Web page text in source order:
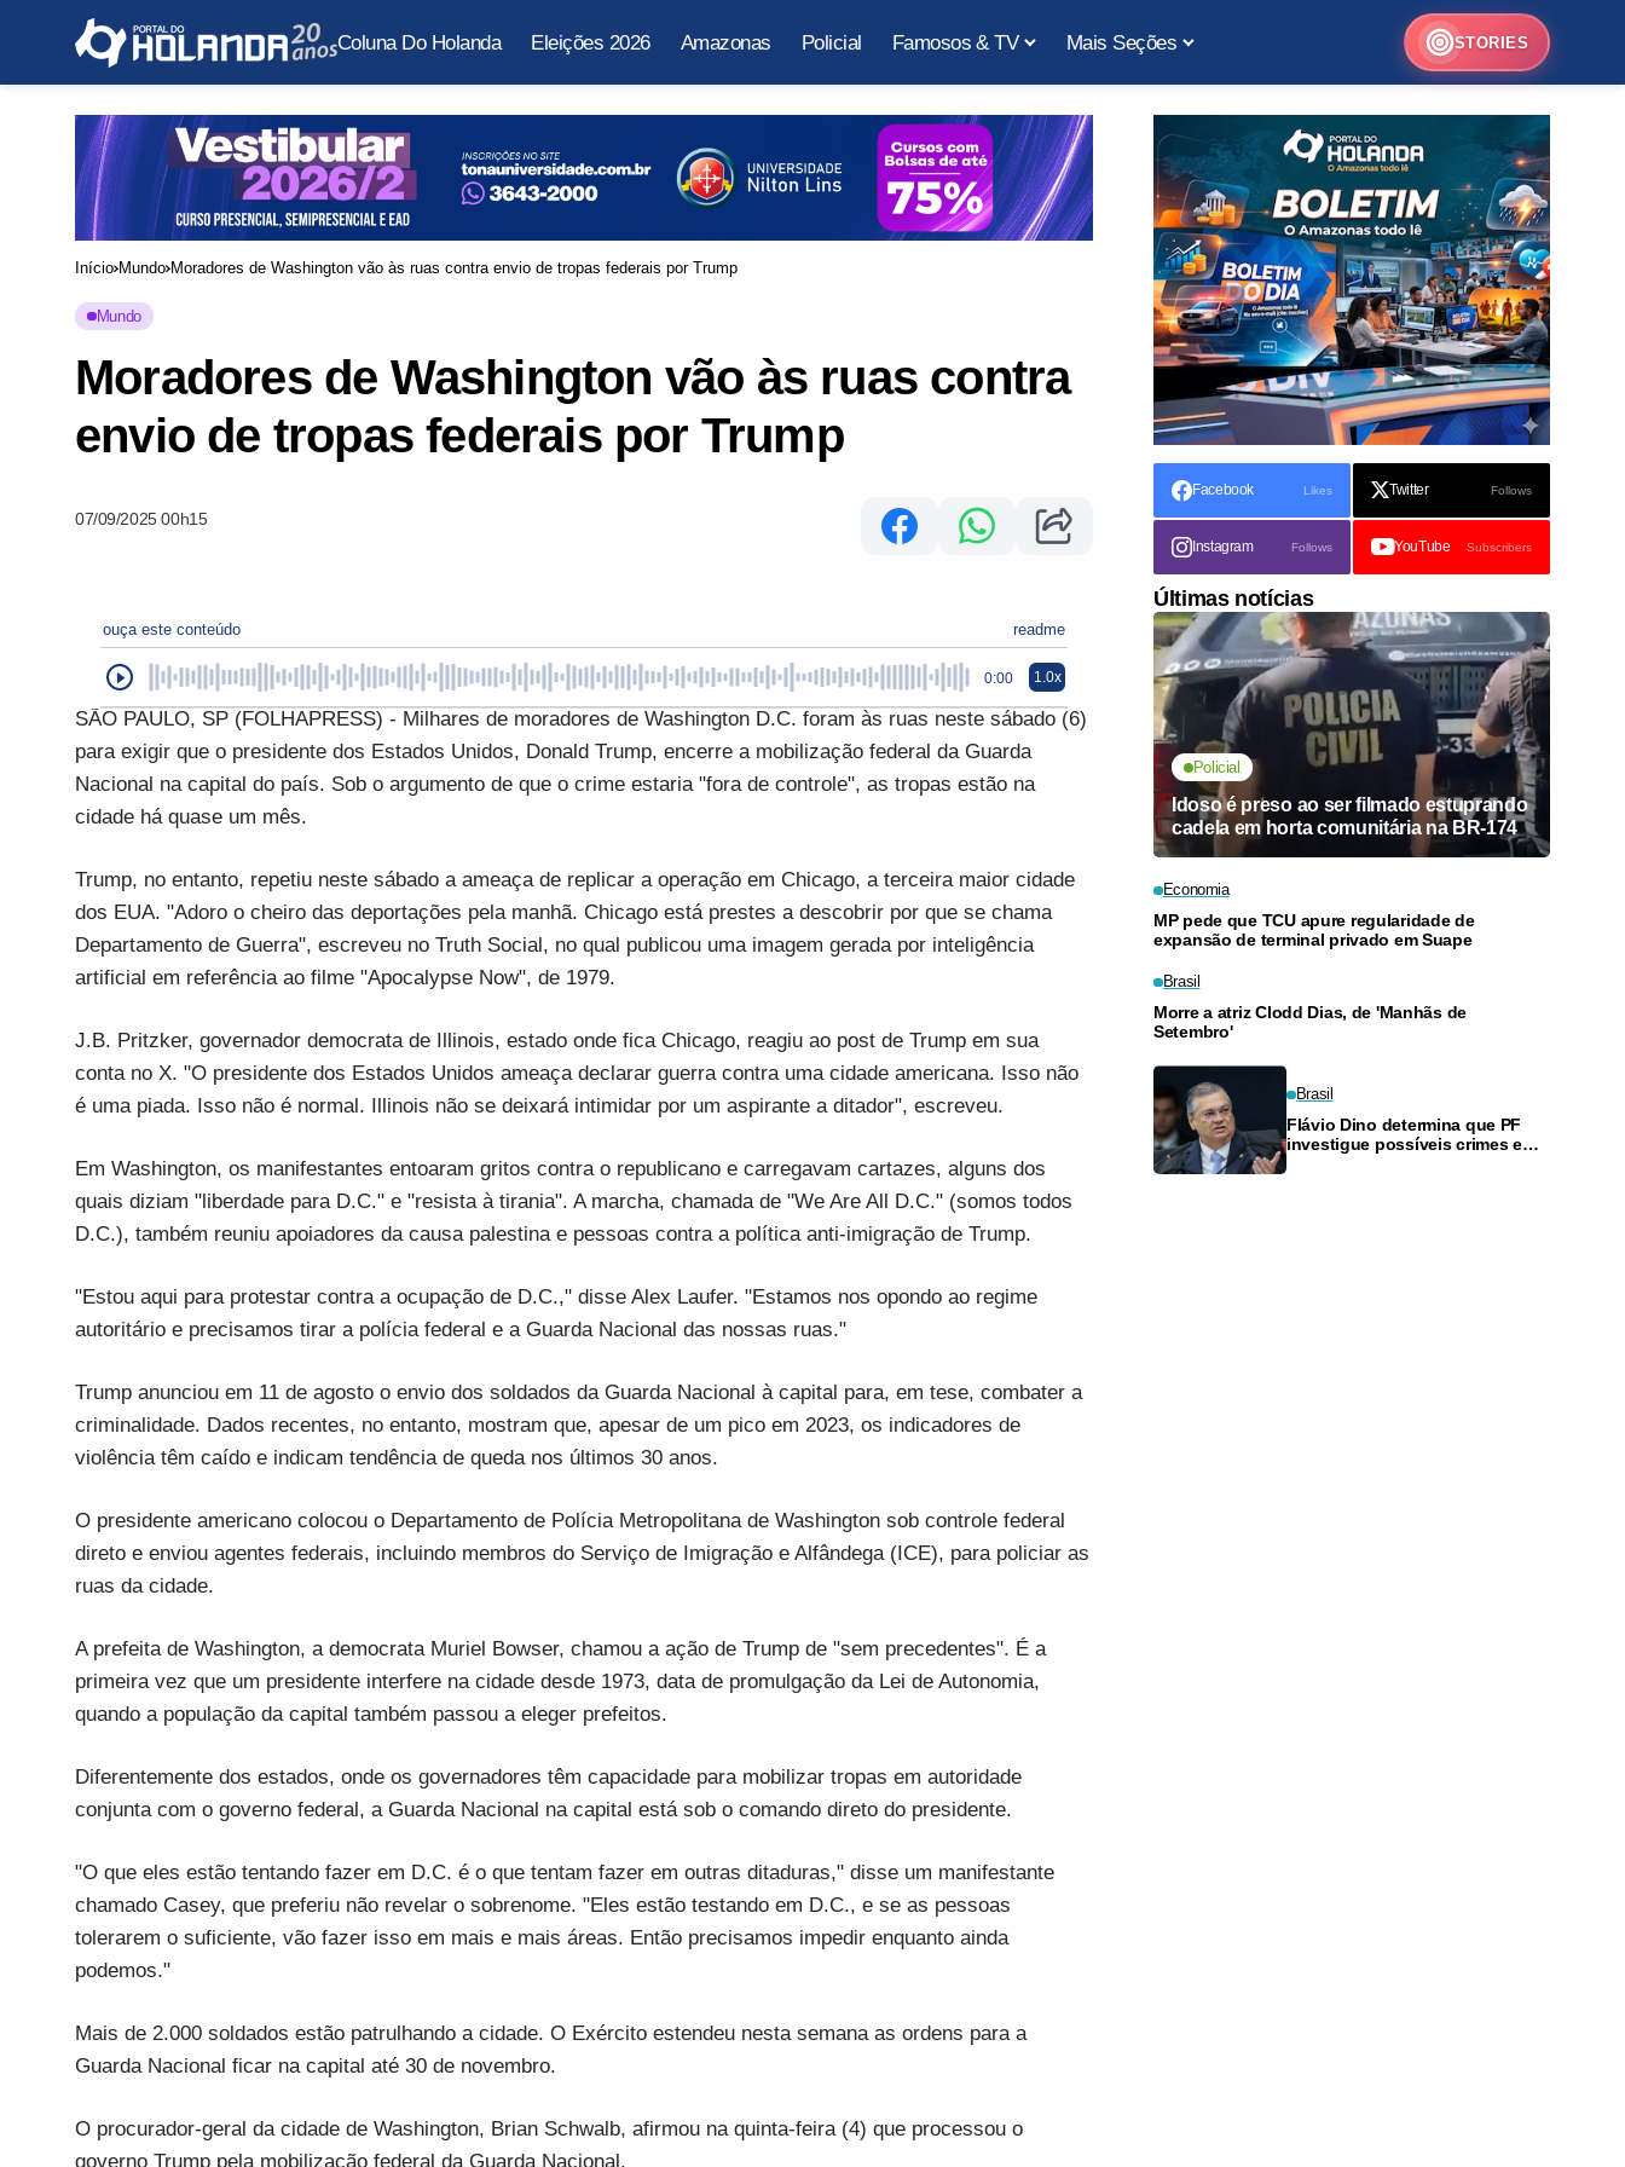
Coluna Do Holanda Eleições 2026 Amazonas Policial Famosos & TV Mais Seções STORIES
Início Mundo Moradores de Washington vão às ruas contra envio de tropas federais por Trump
Mundo
Moradores de Washington vão às ruas contra
envio de tropas federais por Trump
07/09/2025 00h15
ouça este conteúdo readme
0:00 1.0x
SÃO PAULO, SP (FOLHAPRESS) - Milhares de moradores de Washington D.C. foram às ruas neste sábado (6)
para exigir que o presidente dos Estados Unidos, Donald Trump, encerre a mobilização federal da Guarda
Nacional na capital do país. Sob o argumento de que o crime estaria "fora de controle", as tropas estão na
cidade há quase um mês.
Trump, no entanto, repetiu neste sábado a ameaça de replicar a operação em Chicago, a terceira maior cidade
dos EUA. "Adoro o cheiro das deportações pela manhã. Chicago está prestes a descobrir por que se chama
Departamento de Guerra", escreveu no Truth Social, no qual publicou uma imagem gerada por inteligência
artificial em referência ao filme "Apocalypse Now", de 1979.
J.B. Pritzker, governador democrata de Illinois, estado onde fica Chicago, reagiu ao post de Trump em sua
conta no X. "O presidente dos Estados Unidos ameaça declarar guerra contra uma cidade americana. Isso não
é uma piada. Isso não é normal. Illinois não se deixará intimidar por um aspirante a ditador", escreveu.
Em Washington, os manifestantes entoaram gritos contra o republicano e carregavam cartazes, alguns dos
quais diziam "liberdade para D.C." e "resista à tirania". A marcha, chamada de "We Are All D.C." (somos todos
D.C.), também reuniu apoiadores da causa palestina e pessoas contra a política anti-imigração de Trump.
"Estou aqui para protestar contra a ocupação de D.C.," disse Alex Laufer. "Estamos nos opondo ao regime
autoritário e precisamos tirar a polícia federal e a Guarda Nacional das nossas ruas."
Trump anunciou em 11 de agosto o envio dos soldados da Guarda Nacional à capital para, em tese, combater a
criminalidade. Dados recentes, no entanto, mostram que, apesar de um pico em 2023, os indicadores de
violência têm caído e indicam tendência de queda nos últimos 30 anos.
O presidente americano colocou o Departamento de Polícia Metropolitana de Washington sob controle federal
direto e enviou agentes federais, incluindo membros do Serviço de Imigração e Alfândega (ICE), para policiar as
ruas da cidade.
A prefeita de Washington, a democrata Muriel Bowser, chamou a ação de Trump de "sem precedentes". É a
primeira vez que um presidente interfere na cidade desde 1973, data de promulgação da Lei de Autonomia,
quando a população da capital também passou a eleger prefeitos.
Diferentemente dos estados, onde os governadores têm capacidade para mobilizar tropas em autoridade
conjunta com o governo federal, a Guarda Nacional na capital está sob o comando direto do presidente.
"O que eles estão tentando fazer em D.C. é o que tentam fazer em outras ditaduras," disse um manifestante
chamado Casey, que preferiu não revelar o sobrenome. "Eles estão testando em D.C., e se as pessoas
tolerarem o suficiente, vão fazer isso em mais e mais áreas. Então precisamos impedir enquanto ainda
podemos."
Mais de 2.000 soldados estão patrulhando a cidade. O Exército estendeu nesta semana as ordens para a
Guarda Nacional ficar na capital até 30 de novembro.
O procurador-geral da cidade de Washington, Brian Schwalb, afirmou na quinta-feira (4) que processou o
governo Trump pela mobilização federal da Guarda Nacional.
Facebook Likes Twitter Follows
Instagram Follows YouTube Subscribers
Últimas notícias
Policial
Idoso é preso ao ser filmado estuprando
cadela em horta comunitária na BR-174
Economia
MP pede que TCU apure regularidade de
expansão de terminal privado em Suape
Brasil
Morre a atriz Clodd Dias, de 'Manhãs de
Setembro'
Brasil
Flávio Dino determina que PF
investigue possíveis crimes em